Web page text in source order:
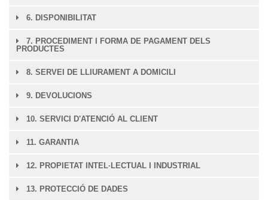
6. DISPONIBILITAT
7. PROCEDIMENT I FORMA DE PAGAMENT DELS
PRODUCTES
8. SERVEI DE LLIURAMENT A DOMICILI
9. DEVOLUCIONS
10. SERVICI D'ATENCIÓ AL CLIENT
11. GARANTIA
12. PROPIETAT INTEL·LECTUAL I INDUSTRIAL
13. PROTECCIÓ DE DADES